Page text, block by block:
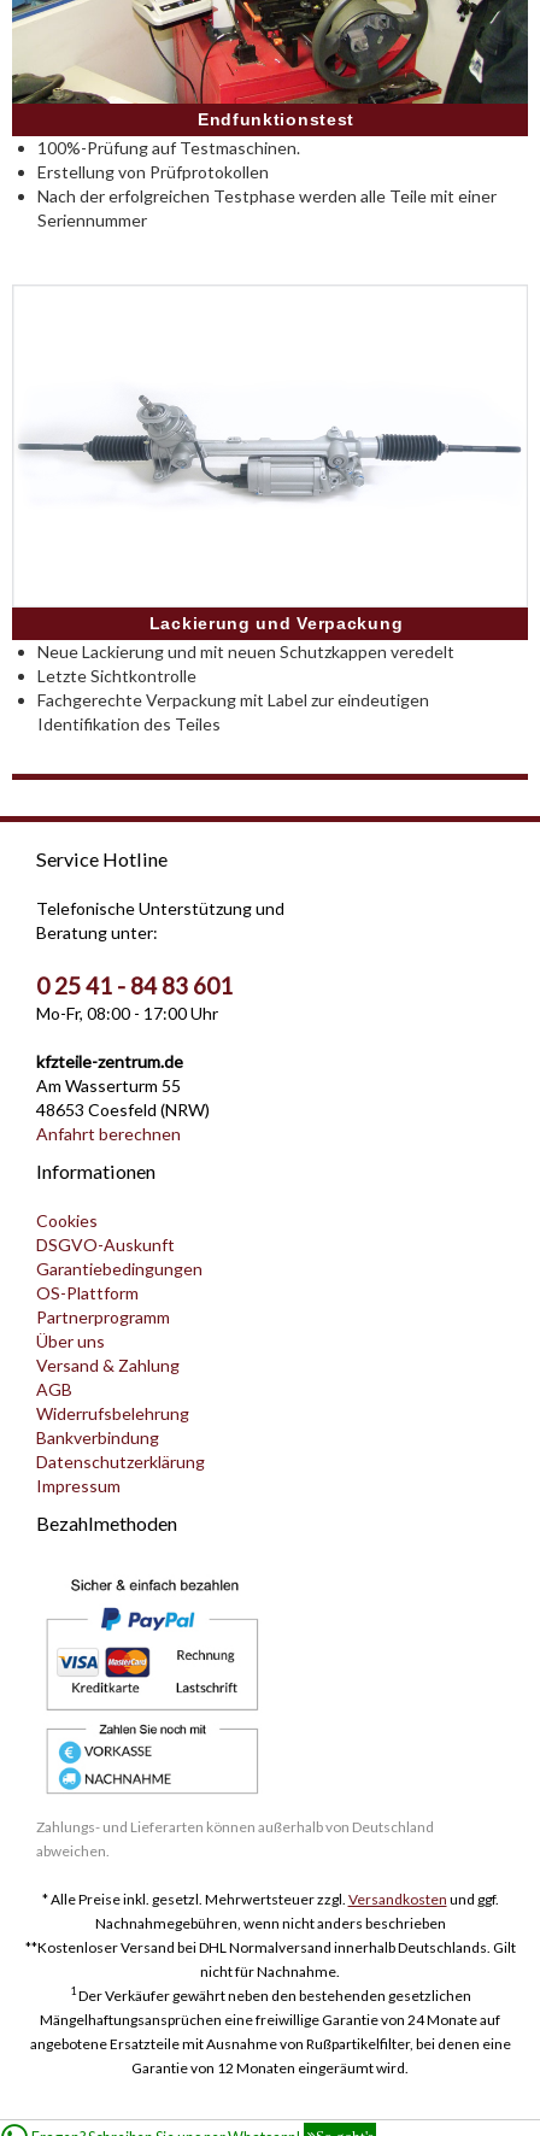
Endfunktionstest
100%-Prüfung auf Testmaschinen.
Erstellung von Prüfprotokollen
Nach der erfolgreichen Testphase werden alle Teile mit einer
Seriennummer
Lackierung und Verpackung
Neue Lackierung und mit neuen Schutzkappen veredelt
Letzte Sichtkontrolle
Fachgerechte Verpackung mit Label zur eindeutigen
Identifikation des Teiles
Service Hotline
Telefonische Unterstützung und
Beratung unter:
0 25 41 - 84 83 601
Mo-Fr, 08:00 - 17:00 Uhr
kfzteile-zentrum.de
Am Wasserturm 55
48653 Coesfeld (NRW)
Anfahrt berechnen
Informationen
Cookies
DSGVO-Auskunft
Garantiebedingungen
OS-Plattform
Partnerprogramm
Über uns
Versand & Zahlung
AGB
Widerrufsbelehrung
Bankverbindung
Datenschutzerklärung
Impressum
Bezahlmethoden
Zahlungs- und Lieferarten können außerhalb von Deutschland
abweichen.
* Alle Preise inkl. gesetzl. Mehrwertsteuer zzgl. Versandkosten und ggf.
Nachnahmegebühren, wenn nicht anders beschrieben
**Kostenloser Versand bei DHL Normalversand innerhalb Deutschlands. Gilt
nicht für Nachnahme.
1Der Verkäufer gewährt neben den bestehenden gesetzlichen
Mängelhaftungsansprüchen eine freiwillige Garantie von 24 Monate auf
angebotene Ersatzteile mit Ausnahme von Rußpartikelfilter, bei denen eine
Garantie von 12 Monaten eingeräumt wird.